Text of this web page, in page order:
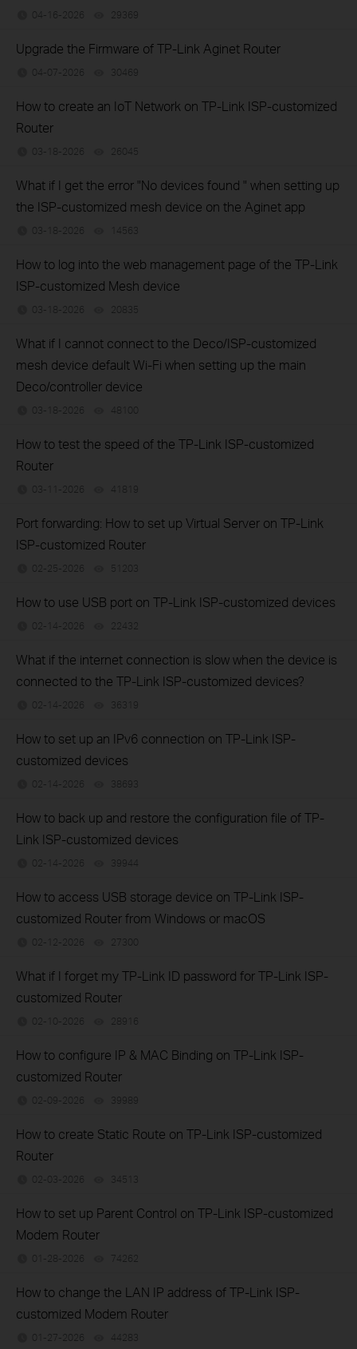
04-16-2026 29369
Upgrade the Firmware of TP-Link Aginet Router
04-07-2026 30469
How to create an IoT Network on TP‑Link ISP‑customized
Router
03-18-2026 26045
What if I get the error "No devices found " when setting up
the ISP-customized mesh device on the Aginet app
03-18-2026 14563
How to log into the web management page of the TP-Link
ISP-customized Mesh device
03-18-2026 20835
What if I cannot connect to the Deco/ISP-customized
mesh device default Wi-Fi when setting up the main
Deco/controller device
03-18-2026 48100
How to test the speed of the TP-Link ISP-customized
Router
03-11-2026 41819
Port forwarding: How to set up Virtual Server on TP-Link
ISP-customized Router
02-25-2026 51203
How to use USB port on TP-Link ISP-customized devices
02-14-2026 22432
What if the internet connection is slow when the device is
connected to the TP-Link ISP-customized devices?
02-14-2026 36319
How to set up an IPv6 connection on TP-Link ISP-
customized devices
02-14-2026 38693
How to back up and restore the configuration file of TP-
Link ISP-customized devices
02-14-2026 39944
How to access USB storage device on TP-Link ISP-
customized Router from Windows or macOS
02-12-2026 27300
What if I forget my TP-Link ID password for TP-Link ISP-
customized Router
02-10-2026 28916
How to configure IP & MAC Binding on TP-Link ISP-
customized Router
02-09-2026 39989
How to create Static Route on TP-Link ISP-customized
Router
02-03-2026 34513
How to set up Parent Control on TP-Link ISP-customized
Modem Router
01-28-2026 74262
How to change the LAN IP address of TP-Link ISP-
customized Modem Router
01-27-2026 44283